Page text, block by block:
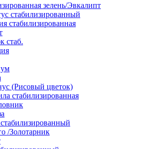
зелень/Эвкалипт
стабилизированный
стабилизированная
стаб.
(Рисовый цветок)
стабилизированная
/Золотарник